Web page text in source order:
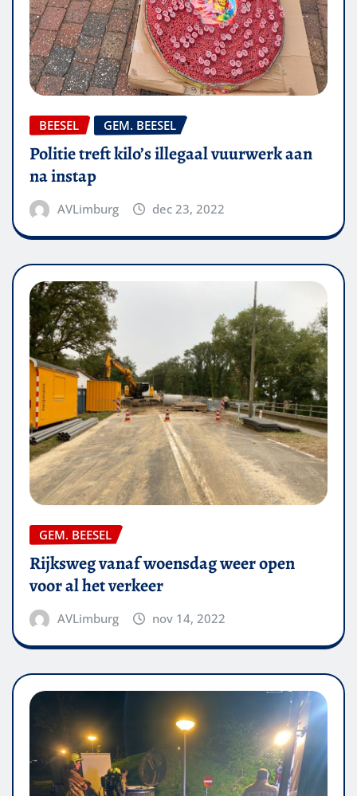
BEESEL GEM. BEESEL
Politie treft kilo’s illegaal vuurwerk aan
na instap
AVLimburg dec 23, 2022
GEM. BEESEL
Rijksweg vanaf woensdag weer open
voor al het verkeer
AVLimburg nov 14, 2022